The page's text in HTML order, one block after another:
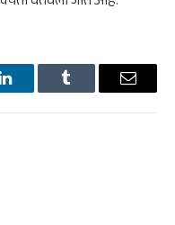
LinkedInTumblr Email